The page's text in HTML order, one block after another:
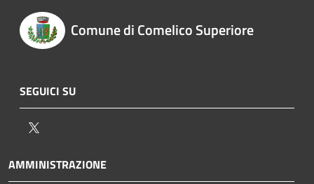
Comune di Comelico Superiore
SEGUICI SU
AMMINISTRAZIONE